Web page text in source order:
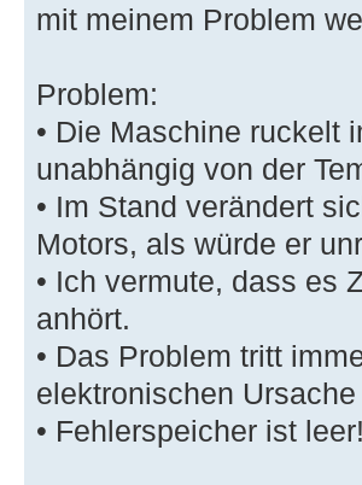
mit meinem Problem
Problem:
• Die Maschine ruckelt
unabhängig von der
• Im Stand verändert
Motors, als würde er
• Ich vermute, dass es
anhört.
• Das Problem tritt
elektronischen Ursache
• Fehlerspeicher ist leer!